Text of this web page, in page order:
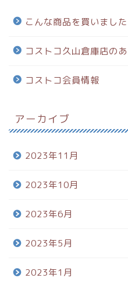
こんな商品を買いました
コストコ久山倉庫店の
コストコ会員情報
アーカイブ
2023年11月
2023年10月
2023年6月
2023年5月
2023年1月